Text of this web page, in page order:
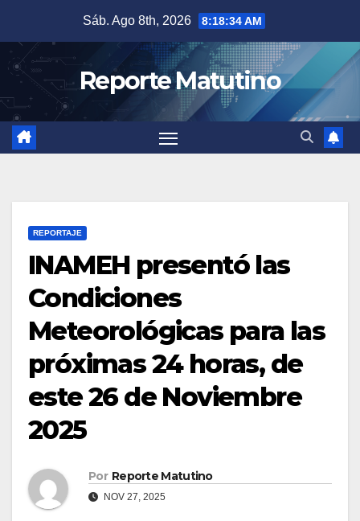
contenido
Sáb. Ago 8th, 2026 8:18:35 AM
Reporte Matutino
REPORTAJE
INAMEH presentó las
Condiciones
Meteorológicas para las
próximas 24 horas, de
este 26 de Noviembre
2025
Por Reporte Matutino
NOV 27, 2025